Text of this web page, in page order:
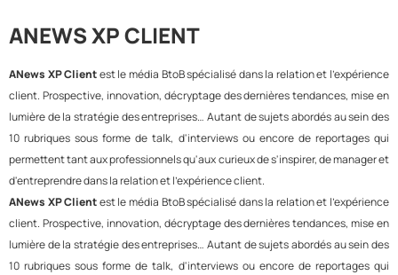
ANEWS XP CLIENT
ANews XP Clientest le média BtoB spécialisé dans la relation et l'expérience
client. Prospective, innovation, décryptage des dernières tendances, mise en
lumière de la stratégie des entreprises… Autant de sujets abordés au sein des
10 rubriques sous forme de talk, d'interviews ou encore de reportages qui
permettent tant aux professionnels qu'aux curieux de s'inspirer, de manager et
d'entreprendre dans la relation et l'expérience client.
ANews XP Clientest le média BtoB spécialisé dans la relation et l'expérience
client. Prospective, innovation, décryptage des dernières tendances, mise en
lumière de la stratégie des entreprises… Autant de sujets abordés au sein des
10 rubriques sous forme de talk, d'interviews ou encore de reportages qui